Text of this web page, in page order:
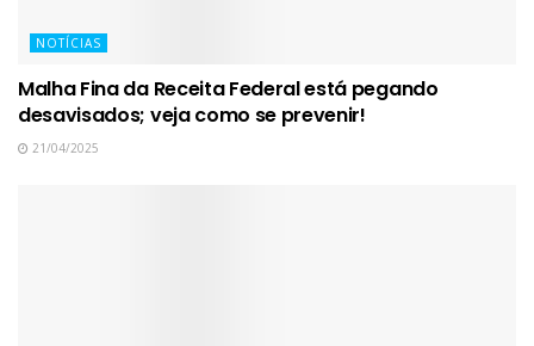
NOTÍCIAS
Malha Fina da Receita Federal está pegando
desavisados; veja como se prevenir!
21/04/2025